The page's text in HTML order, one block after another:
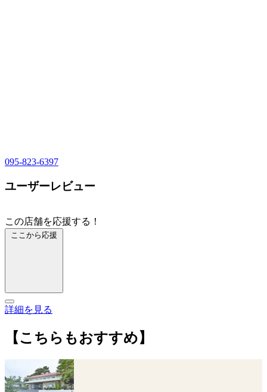
095-823-6397
ユーザーレビュー
この店舗を応援する！
ここから応援
詳細を見る
【こちらもおすすめ】